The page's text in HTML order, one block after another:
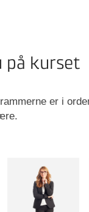
på kurset
er i